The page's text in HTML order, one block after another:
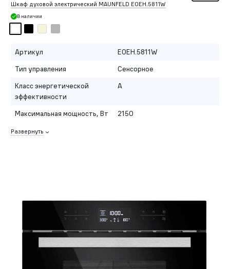
Шкаф духовой электрический MAUNFELD EOEH.5811W
В наличии
Артикул
EOEH.5811W
Тип управления
Сенсорное
Класс энергетической
эффективности
A
Максимальная мощность, Вт 2150
Развернуть